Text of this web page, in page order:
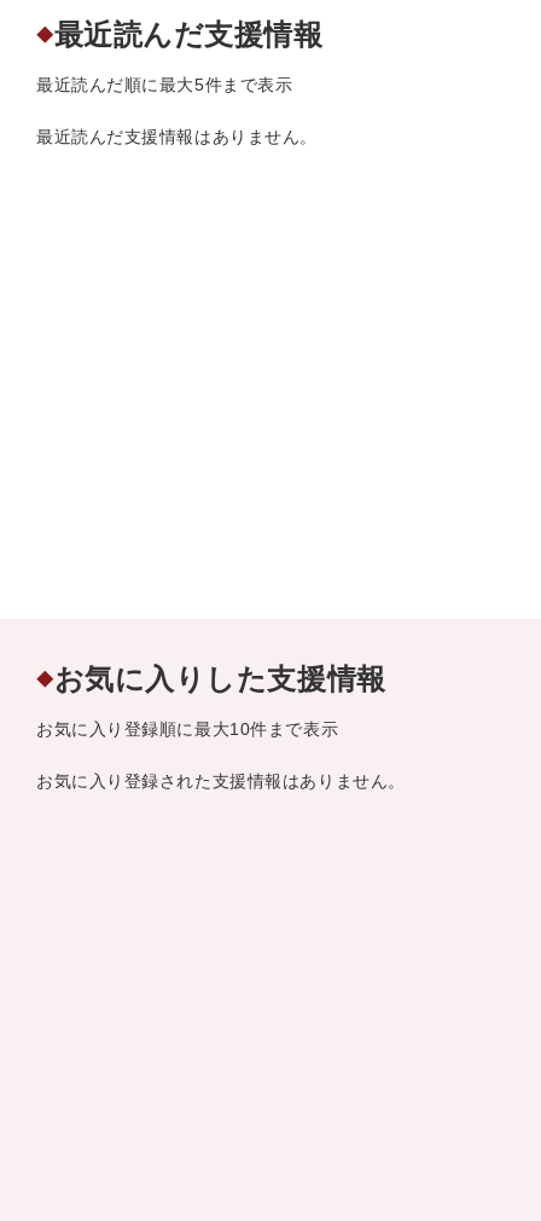
◆最近読んだ支援情報
最近読んだ順に最大5件まで表示
最近読んだ支援情報はありません。
◆お気に入りした支援情報
お気に入り登録順に最大10件まで表示
お気に入り登録された支援情報はありません。